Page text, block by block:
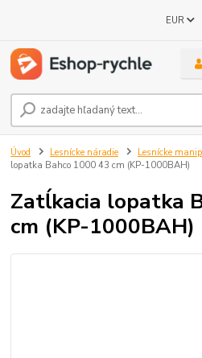
EUR
Úvod Lesnícke náradie Lesnícke
lopatka Bahco 1000 43 cm (KP-1000BAH)
Zatĺkacia lopatka
cm (KP-1000BAH)